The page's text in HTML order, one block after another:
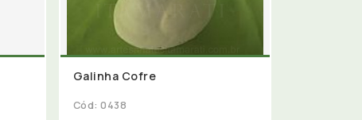
Galinha Cofre
Cód: 0438